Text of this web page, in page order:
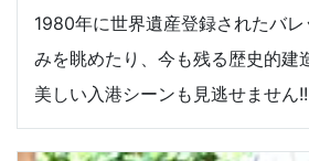
1980年に世界遺産登録されたバ
みを眺めたり、今も残る歴史的建
美しい入港シーンも見逃せません!!